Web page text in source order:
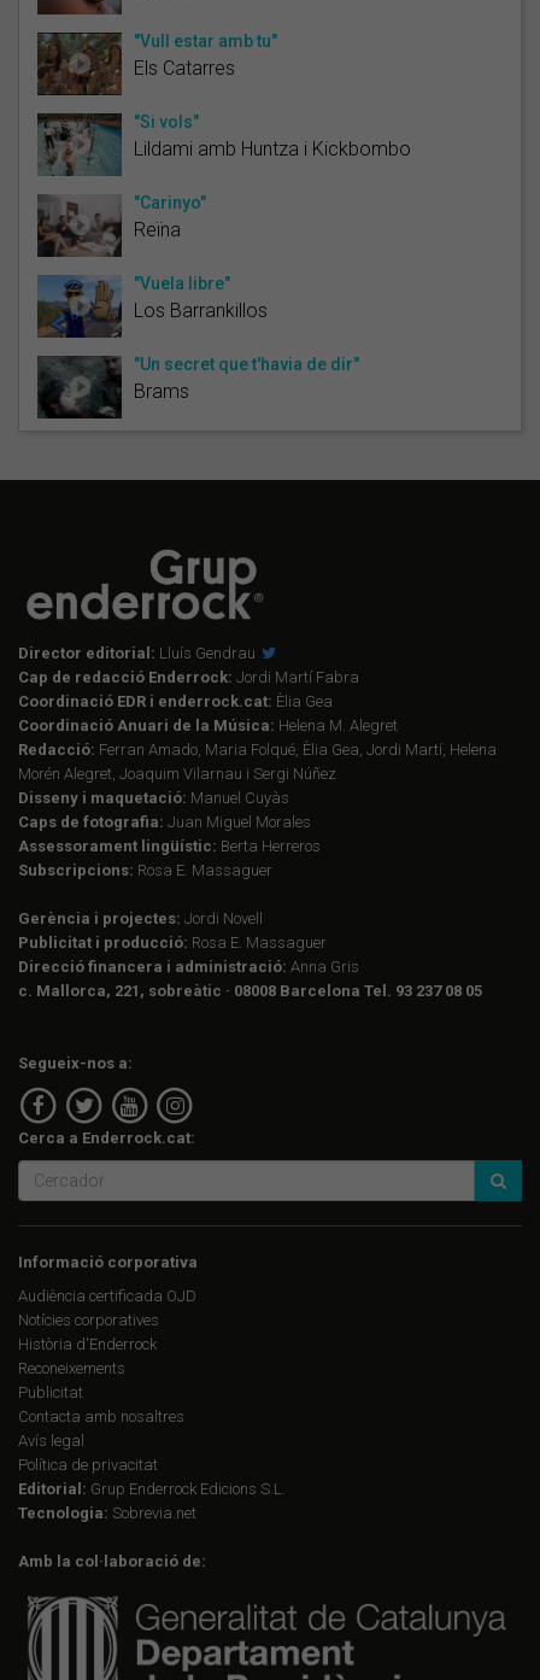
"Vull estar amb tu"
Els Catarres
"Si vols"
Lildami amb Huntza i Kickbombo
"Carinyo"
Reïna
"Vuela libre"
Los Barrankillos
"Un secret que t'havia de dir"
Brams
Director editorial: Lluís Gendrau
Cap de redacció Enderrock: Jordi Martí Fabra
Coordinació EDR i enderrock.cat: Èlia Gea
Coordinació Anuari de la Música: Helena M. Alegret
Redacció: Ferran Amado, Maria Folqué, Èlia Gea, Jordi Martí, Helena
Morén Alegret, Joaquim Vilarnau i Sergi Núñez
Disseny i maquetació: Manuel Cuyàs
Caps de fotografia: Juan Miguel Morales
Assessorament lingüístic: Berta Herreros
Subscripcions: Rosa E. Massaguer
Gerència i projectes: Jordi Novell
Publicitat i producció: Rosa E. Massaguer
Direcció financera i administració: Anna Gris
c. Mallorca, 221, sobreàtic · 08008 Barcelona Tel. 93 237 08 05
Segueix-nos a:
Cerca a Enderrock.cat:
Informació corporativa
Audiència certificada OJD
Notícies corporatives
Història d'Enderrock
Reconeixements
Publicitat
Contacta amb nosaltres
Avís legal
Política de privacitat
Editorial: Grup Enderrock Edicions S.L.
Tecnologia: Sobrevia.net
Amb la col·laboració de: